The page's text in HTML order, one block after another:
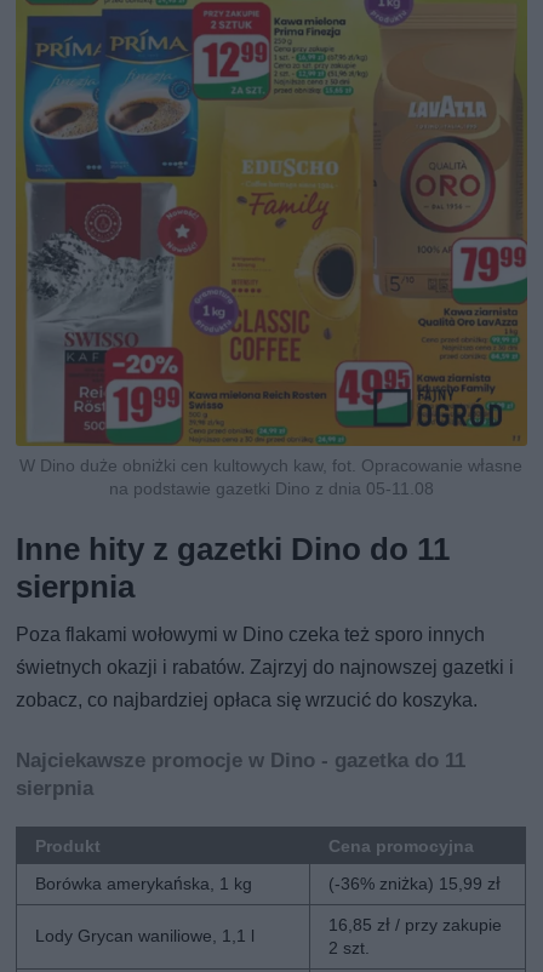
W Dino duże obniżki cen kultowych kaw, fot. Opracowanie własne
na podstawie gazetki Dino z dnia 05-11.08
Inne hity z gazetki Dino do 11
sierpnia
Poza flakami wołowymi w Dino czeka też sporo innych
świetnych okazji i rabatów. Zajrzyj do najnowszej gazetki i
zobacz, co najbardziej opłaca się wrzucić do koszyka.
Najciekawsze promocje w Dino - gazetka do 11
sierpnia
Produkt
Cena promocyjna
Borówka amerykańska, 1 kg
(-36% zniżka) 15,99 zł
Lody Grycan waniliowe, 1,1 l
16,85 zł / przy zakupie
2 szt.